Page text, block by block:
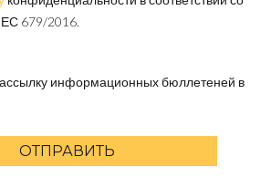
ЕС 679/2016.
информационных бюллетеней в
ОТПРАВИТЬ